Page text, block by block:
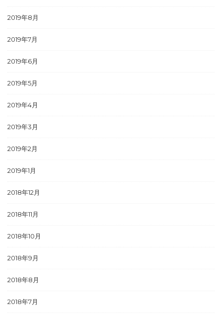
2019年8月
2019年7月
2019年6月
2019年5月
2019年4月
2019年3月
2019年2月
2019年1月
2018年12月
2018年11月
2018年10月
2018年9月
2018年8月
2018年7月